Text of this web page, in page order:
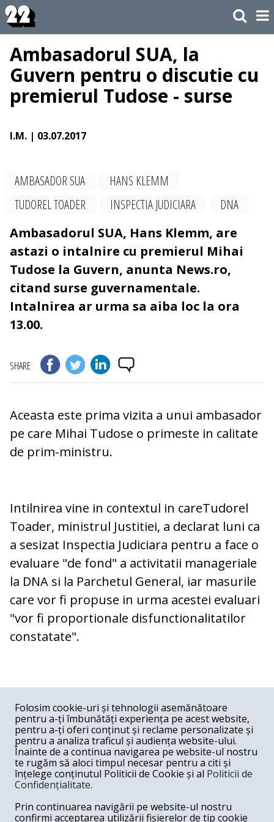
Ambasadorul SUA, la
Guvern pentru o discutie cu
premierul Tudose - surse
I.M. | 03.07.2017
AMBASADOR SUA
HANS KLEMM
TUDOREL TOADER
INSPECTIA JUDICIARA
DNA
Ambasadorul SUA, Hans Klemm, are
astazi o intalnire cu premierul Mihai
Tudose la Guvern, anunta News.ro,
citand surse guvernamentale.
Intalnirea ar urma sa aiba loc la ora
13.00.
SHARE
Aceasta este prima vizita a unui ambasador
pe care Mihai Tudose o primeste in calitate
de prim-ministru.
Intilnirea vine in contextul in careTudorel
Toader, ministrul Justitiei, a declarat luni ca
a sesizat Inspectia Judiciara pentru a face o
evaluare "de fond" a activitatii manageriale
la DNA si la Parchetul General, iar masurile
care vor fi propuse in urma acestei evaluari
"vor fi proportionale disfunctionalitatilor
constatate".
COMENTARII
Nume
Email
Folosim cookie-uri și tehnologii asemănătoare
pentru a-ți îmbunătăți experiența pe acest website,
pentru a-ți oferi conținut și reclame personalizate și
pentru a analiza traficul și audiența website-ului.
Înainte de a continua navigarea pe website-ul nostru
te rugăm să aloci timpul necesar pentru a citi și
înțelege conținutul Politicii de Cookie și al Politicii de
Confidențialitate.
Prin continuarea navigării pe website-ul nostru
confirmi acceptarea utilizării fișierelor de tip cookie